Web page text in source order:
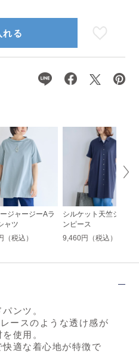
ジャージーAラ
ャツ
（税込）
シルケット天竺シャツ
ンピース
9,460円（税込）
れる
ンツ。
ースのような透け感が
使用。
適な着心地が特徴で